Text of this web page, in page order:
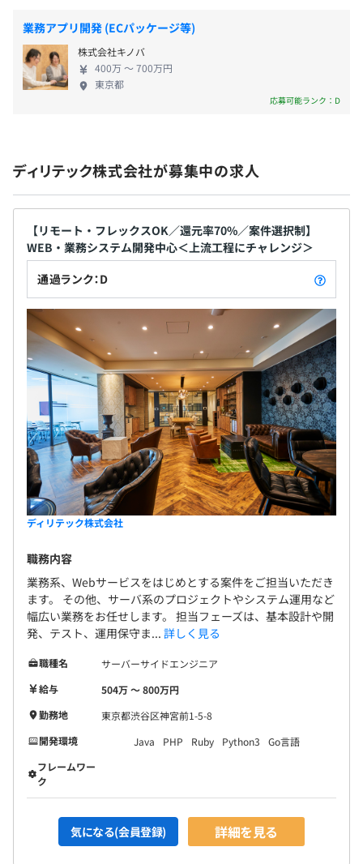
1万円以上は応相談となりますが、社員が通信講座を受講
して社内で参加レポートを共有した際は、会社が費用を負
担します。
就業時間内にも受講が可能です。
バ、ネットワークの実地作業およびマニュアル作成など）
を40日（2カ月）受けていただきます。
相談の上、ご希望のマシンを支給いたします。
ウォーターフォール、スクラム
▼開発チームの雰囲気
・経験豊富なエンジニアが多数活躍しています。
り組むことで、エンジニアが最大限の利益を得られる環境
を実現しています。
・休日はしっかりリラックスする・解釈の齟齬がうまれな
いコミュケーションを取るという環境づくりに力を入れて
います。
▼開発環境
・開発手法：スクラム、ウォーターフォール（案件により
異なる）
・言語：C、C#、Dart、GO、Java、JavaScript、
Kotlin、Ruby、Perl、PHP、Python、Swiftなど
・データベース：MySQL、OracleDB、SQL Serverなど
・OS：Windows系、ONTAP、OneFS distributed file
・タスク管理：Trello
・コミュ二ケーション：Google Workspace、Slack、
■引越し手当（※U・Iターン支援あり）
昇給：随時
社会保険完備（健康保険・厚生年金加入・雇用保険・労災
保険）
無期雇用
3カ月（期間中の給与・待遇等に変更はありません）
たとえば、月末の金曜日には「プレミアムフライデ
ー」として15時に業務を終了し、懇親会を開催。
「働きやすい環境づくり」をテーマに積極的に意見
を交わしており、会社づくりにもメンバーの意見を
「こんなプロジェクトなら活躍できる」といったエ
ンジニアひとりひとりの希望が実現できる職場です。
ただし、それをかなえるためには、ただ待つのでは
なく、自ら希望を発信し、行動を起こすことが求め
られます。 まだ社員の数は多くありませんが、その
分、意見が届きやすく、自分のアイデアや行動がダ
イレクトに会社の成長につながる環境です。「やりた
いことを形にし、挑戦できる」エンジニアにとっ
て、ここは無限のチャンスが広がる場所。あなたの
一歩が、会社を大きくしていきます！創業期の会社
を一緒に築き上げる醍醐味を感じてみませんか？
業務アプリ開発 (ECパッケージ等)
株式会社キノバ
400万 〜 700万円
東京都
応募可能ランク：D
ディリテック株式会社が募集中の求人
【リモート・フレックスOK／還元率70%／案件選択制】
WEB・業務システム開発中心＜上流工程にチャレンジ＞
通過ランク：D
ディリテック株式会社
職務内容
業務系、Webサービスをはじめとする案件をご担当いただき
ます。 その他、サーバ系のプロジェクトやシステム運用など
幅広い業務をお任せします。 担当フェーズは、基本設計や開
発、テスト、運用保守ま... 詳しく見る
職種名
サーバーサイドエンジニア
給与
504万 〜 800万円
勤務地
東京都渋谷区神宮前1-5-8
開発環境
Java PHP Ruby Python3
Go言語
フレームワー
ク
気になる(会員登録) 詳細を見る